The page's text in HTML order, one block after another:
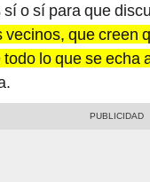
o sí para que
que creen
lo que se echa